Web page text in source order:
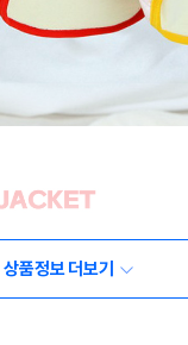
상품정보 더보기